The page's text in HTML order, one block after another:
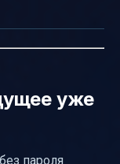
уже
пароля